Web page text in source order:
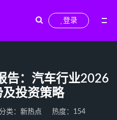
登录
告：汽车行业2026
投资策略
分类： 新热点
热度：154